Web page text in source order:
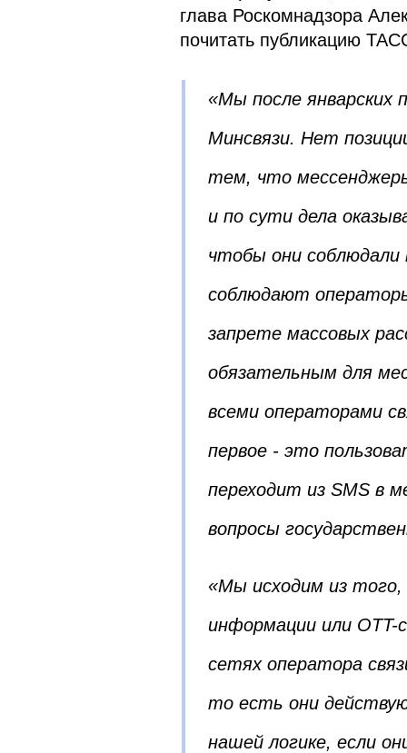
глава Роскомнадзора
почитать публикацию
«Мы после январских
Минсвязи. Нет
тем, что
и по сути дела
чтобы они
соблюдают
запрете массовых
обязательным для
всеми операторами
первое - это
переходит из SMS в
вопросы
«Мы исходим из того,
информации или
сетях оператора
то есть они
нашей логике, если